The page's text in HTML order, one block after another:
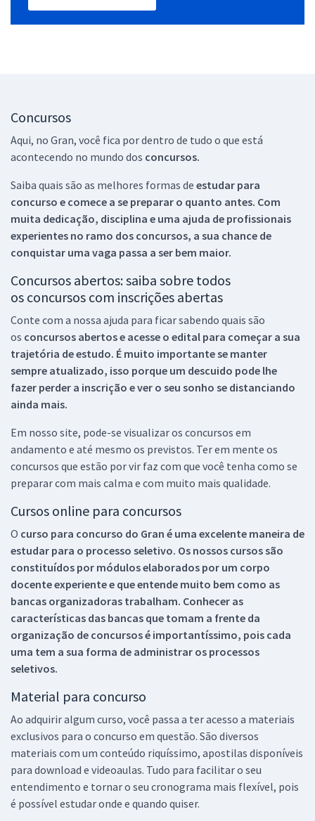
Concursos
Aqui, no Gran, você fica por dentro de tudo o que está
acontecendo no mundo dos concursos.
Saiba quais são as melhores formas de estudar para
concurso e comece a se preparar o quanto antes. Com
muita dedicação, disciplina e uma ajuda de profissionais
experientes no ramo dos concursos, a sua chance de
conquistar uma vaga passa a ser bem maior.
Concursos abertos: saiba sobre todos
os concursos com inscrições abertas
Conte com a nossa ajuda para ficar sabendo quais são
os concursos abertos e acesse o edital para começar a sua
trajetória de estudo. É muito importante se manter
sempre atualizado, isso porque um descuido pode lhe
fazer perder a inscrição e ver o seu sonho se distanciando
ainda mais.
Em nosso site, pode-se visualizar os concursos em
andamento e até mesmo os previstos. Ter em mente os
concursos que estão por vir faz com que você tenha como se
preparar com mais calma e com muito mais qualidade.
Cursos online para concursos
O curso para concurso do Gran é uma excelente maneira de
estudar para o processo seletivo. Os nossos cursos são
constituídos por módulos elaborados por um corpo
docente experiente e que entende muito bem como as
bancas organizadoras trabalham. Conhecer as
características das bancas que tomam a frente da
organização de concursos é importantíssimo, pois cada
uma tem a sua forma de administrar os processos
seletivos.
Material para concurso
Ao adquirir algum curso, você passa a ter acesso a materiais
exclusivos para o concurso em questão. São diversos
materiais com um conteúdo riquíssimo, apostilas disponíveis
para download e videoaulas. Tudo para facilitar o seu
entendimento e tornar o seu cronograma mais flexível, pois
é possível estudar onde e quando quiser.